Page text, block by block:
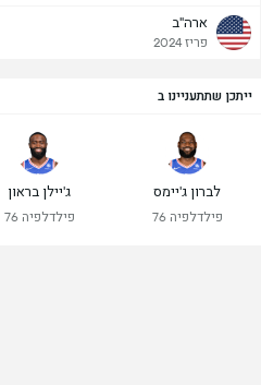
ארה"ב
פריז 2024
ייתכן שתתעניינו ב
לברון ג'יימס
פילדלפיה 76
ג'יילן בראון
פילדלפיה 76